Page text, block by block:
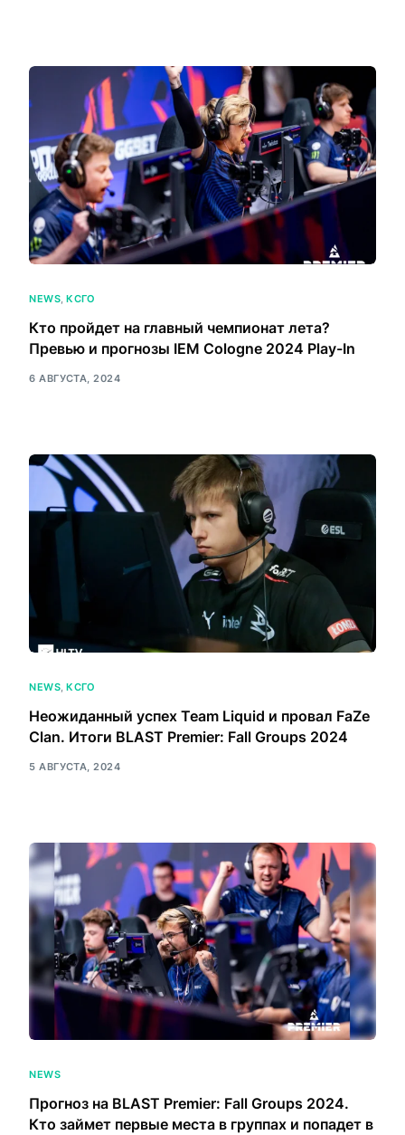
NEWS ,КСГО
Кто пройдет на главный чемпионат лета?
Превью и прогнозы IEM Cologne 2024 Play-In
6 АВГУСТА, 2024
NEWS ,КСГО
Неожиданный успех Team Liquid и провал FaZe
Clan. Итоги BLAST Premier: Fall Groups 2024
5 АВГУСТА, 2024
NEWS
Прогноз на BLAST Premier: Fall Groups 2024.
Кто займет первые места в группах и попадет в